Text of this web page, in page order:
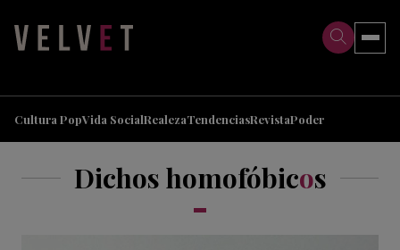
Cultura PopVida SocialRealezaTendenciasRevistaPoder
Dichos homofóbicos